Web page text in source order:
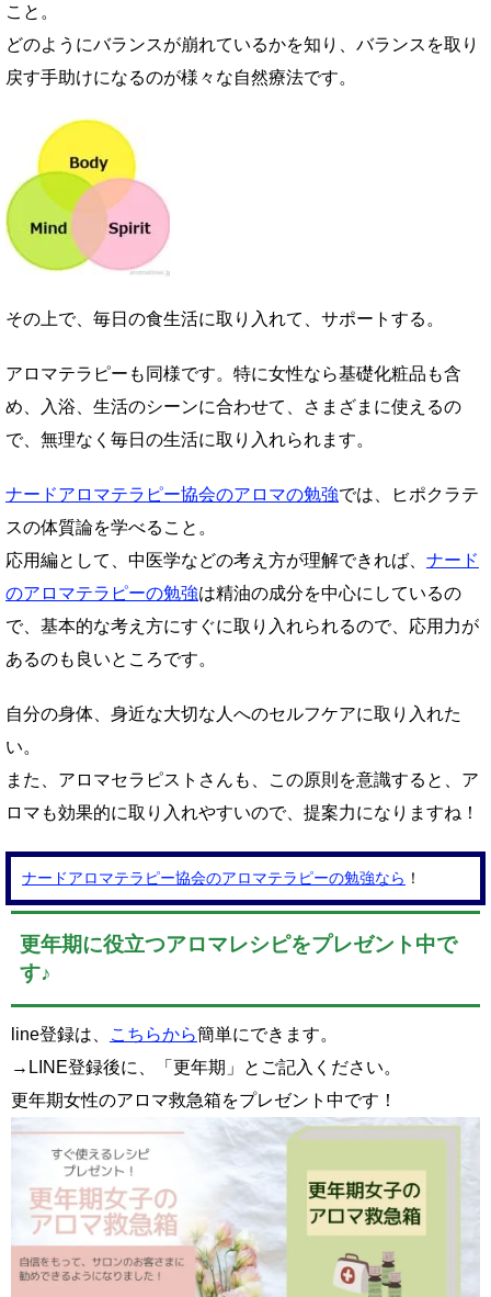
こと。
どのようにバランスが崩れているかを知り、バランスを取り
戻す手助けになるのが様々な自然療法です。
その上で、毎日の食生活に取り入れて、サポートする。
アロマテラピーも同様です。特に女性なら基礎化粧品も含
め、入浴、生活のシーンに合わせて、さまざまに使えるの
で、無理なく毎日の生活に取り入れられます。
ナードアロマテラピー協会のアロマの勉強では、ヒポクラテ
スの体質論を学べること。
応用編として、中医学などの考え方が理解できれば、 ナード
のアロマテラピーの勉強は精油の成分を中心にしているの
で、基本的な考え方にすぐに取り入れられるので、応用力が
あるのも良いところです。
自分の身体、身近な大切な人へのセルフケアに取り入れた
い。
また、アロマセラピストさんも、この原則を意識すると、ア
ロマも効果的に取り入れやすいので、提案力になりますね！
ナードアロマテラピー協会のアロマテラピーの勉強なら ！
更年期に役立つアロマレシピをプレゼント中で
す♪
line登録は、 こちらから簡単にできます。
→LINE登録後に、「更年期」とご記入ください。
更年期女性のアロマ救急箱をプレゼント中です！